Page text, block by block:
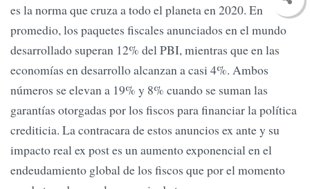
es la norma que cruza a todo el planeta en 2020. En
promedio, los paquetes fiscales anunciados en el mundo
desarrollado superan 12% del PBI, mientras que en las
economías en desarrollo alcanzan a casi 4%. Ambos
números se elevan a 19% y 8% cuando se suman las
garantías otorgadas por los fiscos para financiar la política
crediticia. La contracara de estos anuncios ex ante y su
impacto real ex post es un aumento exponencial en el
endeudamiento global de los fiscos que por el momento